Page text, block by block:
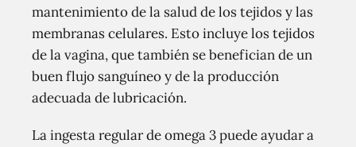
mantenimiento de la salud de los tejidos y las
membranas celulares. Esto incluye los tejidos
de la vagina, que también se benefician de un
buen flujo sanguíneo y de la producción
adecuada de lubricación.
La ingesta regular de omega 3 puede ayudar a